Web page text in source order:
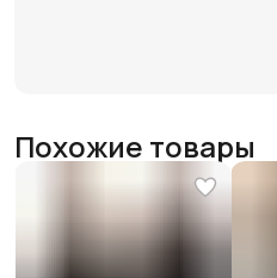
Похожие товары